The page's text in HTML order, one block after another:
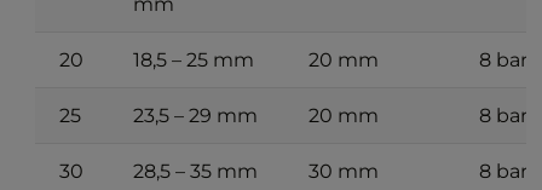
20 18,5 – 25 mm 20 mm 8 bar
25 23,5 – 29 mm 20 mm 8 bar
30 28,5 – 35 mm 30 mm 8 bar